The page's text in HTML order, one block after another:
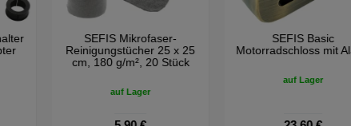
SEFIS RW + Telefonhalter
mit Anti-Shock-Adapter
SEFIS Mikrofaser-
Reinigungstücher 25 x 25